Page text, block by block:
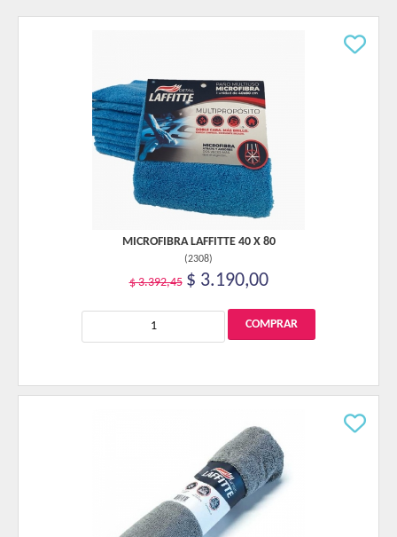
MICROFIBRA LAFFITTE 40 X 80
(2308)
$ 3.392,45 $ 3.190,00